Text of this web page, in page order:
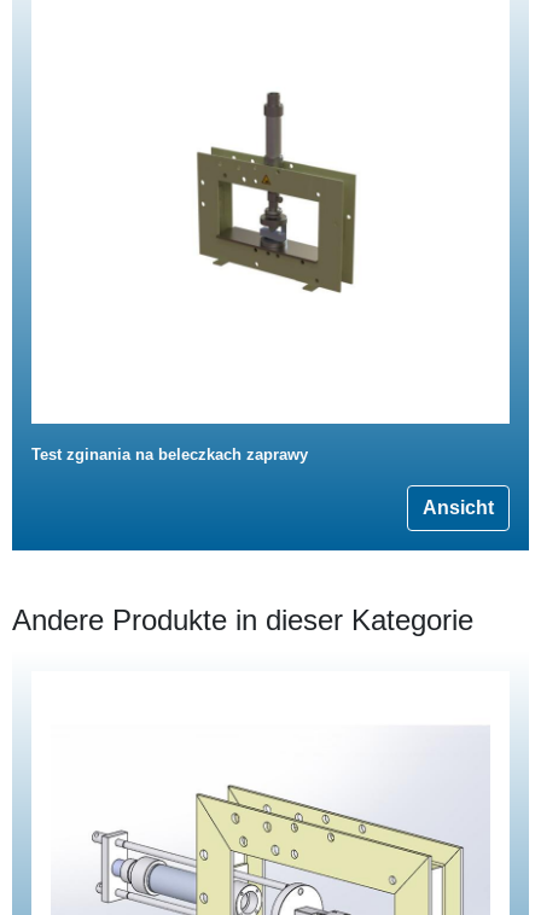
Test zginania na beleczkach zaprawy
Ansicht
Andere Produkte in dieser Kategorie